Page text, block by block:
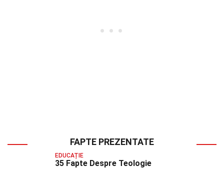
FAPTE PREZENTATE
EDUCAȚIE
35 Fapte Despre Teologie